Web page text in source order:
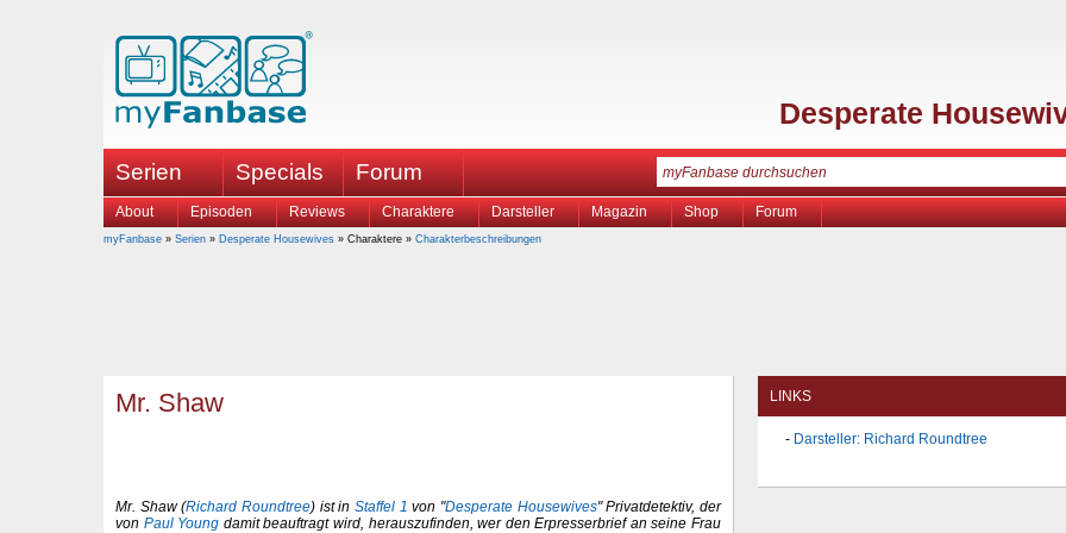
Desperate
Serien Specials Forum
About Episoden Reviews Charaktere Darsteller Magazin Shop Forum
myFanbase » Serien » Desperate Housewives » Charaktere » Charakterbeschreibungen
Mr. Shaw
Mr. Shaw (Richard Roundtree) ist inStaffel 1 von "Desperate Housewives" Privatdetektiv, der
von Paul Young damit beauftragt wird, herauszufinden, wer den Erpresserbrief an seine Frau
LINKS
Darsteller: Richard Roundtree